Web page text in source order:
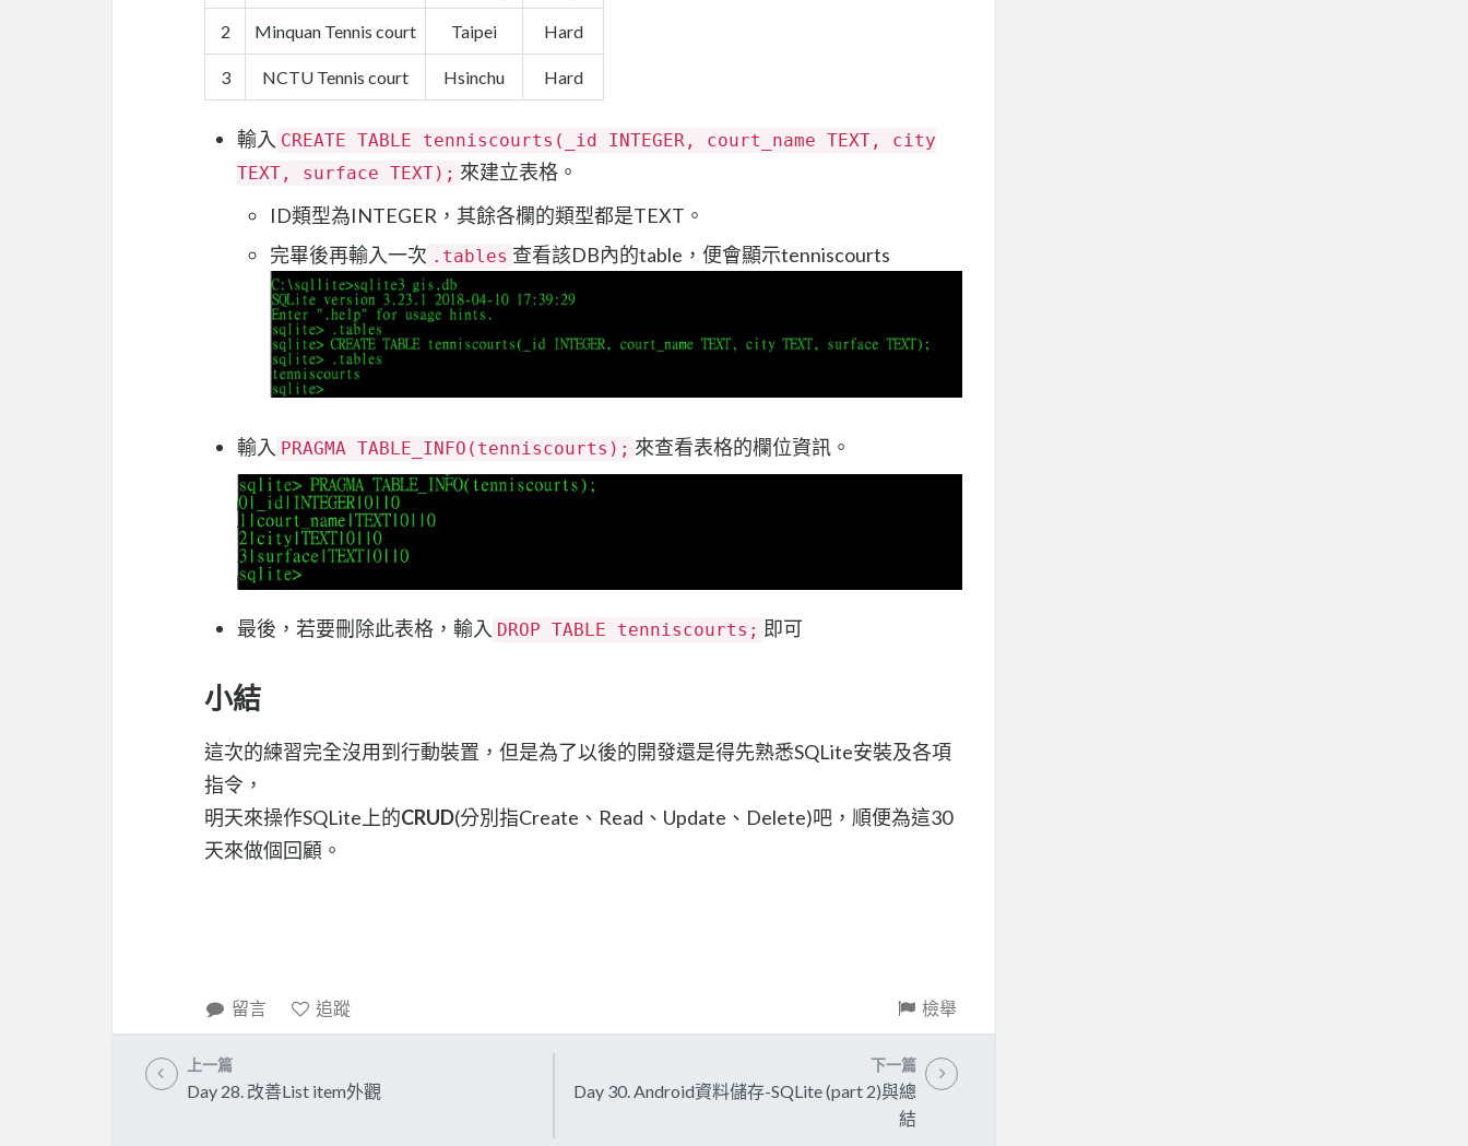
2 Minquan Tennis court Taipei Hard
3 NCTU Tennis court Hsinchu Hard
輸入 CREATE TABLE tenniscourts(_id INTEGER, court_name TEXT, city
TEXT, surface TEXT); 來建立表格。
ID類型為INTEGER，其餘各欄的類型都是TEXT。
完畢後再輸入一次 .tables 查看該DB內的table，便會顯示tenniscourts
輸入 PRAGMA TABLE_INFO(tenniscourts); 來查看表格的欄位資訊。
最後，若要刪除此表格，輸入 DROP TABLE tenniscourts; 即可
小結
這次的練習完全沒用到行動裝置，但是為了以後的開發還是得先熟悉SQLite安裝及各項
指令，
明天來操作SQLite上的CRUD(分別指Create、Read、Update、Delete)吧，順便為這30
天來做個回顧。
留言 追蹤 檢舉
上一篇
Day 28. 改善List item外觀
下一篇
Day 30. Android資料儲存-SQLite (part 2)與總
結